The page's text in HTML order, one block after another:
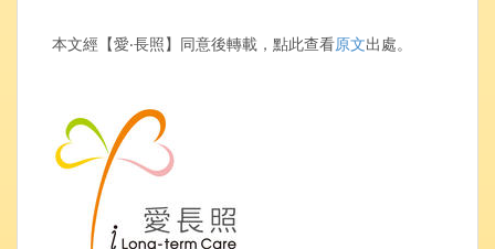
本文經【愛‧長照】同意後轉載，點此查看原文出處。